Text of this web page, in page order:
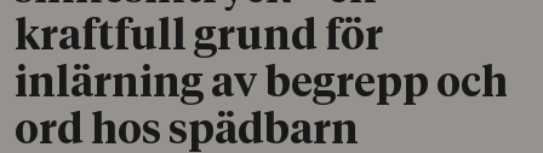
kraftfull grund för
inlärning av begrepp och
ord hos spädbarn